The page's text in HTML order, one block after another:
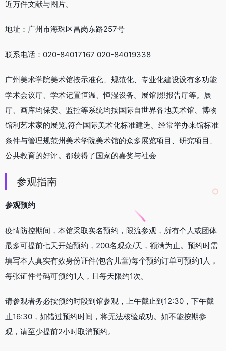
近万件文献与图片。
地址：广州市海珠区昌岗东路257号
联系电话：020-84017167 020-84019338
广州美术学院美术馆按示准化、规范化、专业化建设设有多功能
学术会议厅、学术记置恒温、恒湿设备。展馆照!报告厅等。展
厅、画库均保安、监控等系统均按国际自世界各地美术馆、博物
馆利艺术家的展览,符合国际美术化标准建造。经常举办来馆标准
条件与管理规范州美术学院美术馆的众多展览项目、研究项目、
公共教育的好评。都获得了国家的嘉奖与社会
参观指南
参观预约
疫情防控期间，本馆采取实名预约，限流参观，所有个人或团体
最多可提前七天开始预约，200名观众/天，额满为止。预约时需
填写本人真实有效身份证件(包含儿童)每个预约订单可预约1人，
每张证件号码可预约1人，且每天限约1次。
请参观者务必按预约时段到馆参观，上午截止到12:30，下午截
止16:30，如错过预约时间，将无法核验成功。如不能按期参
观，请至少提前2小时取消预约。